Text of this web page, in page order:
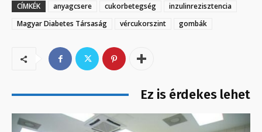
CÍMKÉK anyagcsere cukorbetegség
inzulinrezisztencia
Magyar Diabetes Társaság
vércukorszint gombák
Ez is érdekes lehet